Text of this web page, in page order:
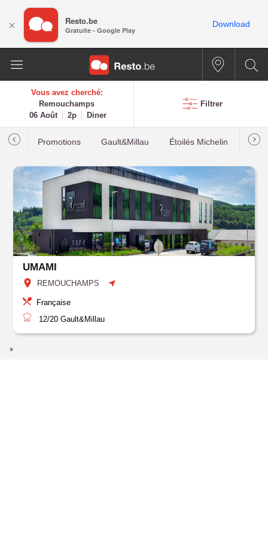
Vous avez cherché:
Remouchamps
06 Août
2p Diner
Filtrer
Promotions Gault&Millau Étoilés Michelin Les
UMAMI
REMOUCHAMPS
Française
12/20 Gault&Millau
*
× Resto.be
Gratuite - Google Play
Download